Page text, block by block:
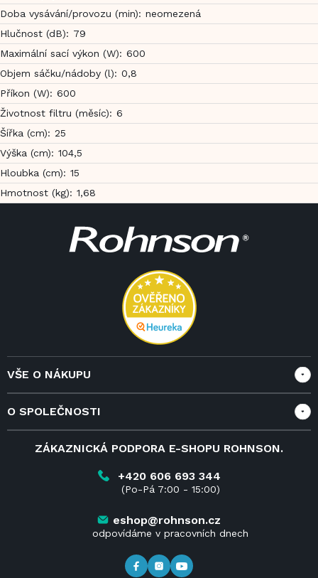
Doba vysávání/provozu (min): neomezená
Hlučnost (dB): 79
Maximální sací výkon (W): 600
Objem sáčku/nádoby (l): 0,8
Příkon (W): 600
Životnost filtru (měsíc): 6
Šířka (cm): 25
Výška (cm): 104,5
Hloubka (cm): 15
Hmotnost (kg): 1,68
VŠE O NÁKUPU
Doprava a služby
Reklamace
Vrácení zboží do 14 dnů
O SPOLEČNOSTI
ZÁKAZNICKÁ PODPORA E-SHOPU ROHNSON.
+420 606 693 344
(Po-Pá 7:00 - 15:00)
eshop@rohnson.cz
odpovídáme v pracovních dnech